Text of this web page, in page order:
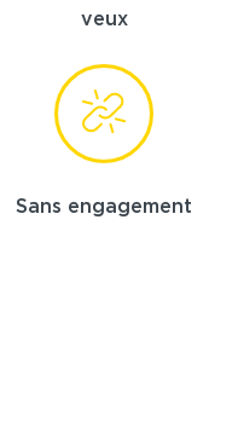
veux
Sans engagement